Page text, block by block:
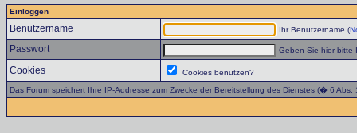
Einloggen
Benutzername Ihr Benutzername (
Passwort Geben Sie hier bitte
Cookies
Cookies benutzen?
Das Forum speichert Ihre IP-Addresse zum Zwecke der Bereitstellung des Dienstes (� 6